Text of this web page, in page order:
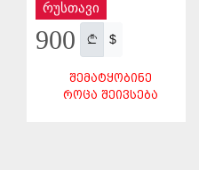
რუსთავი
900 $
ᲨᲔᲛᲐᲢᲧᲝᲑᲘᲜᲔ
ᲠᲝᲪᲐ ᲨᲔᲘᲕᲡᲔᲑᲐ